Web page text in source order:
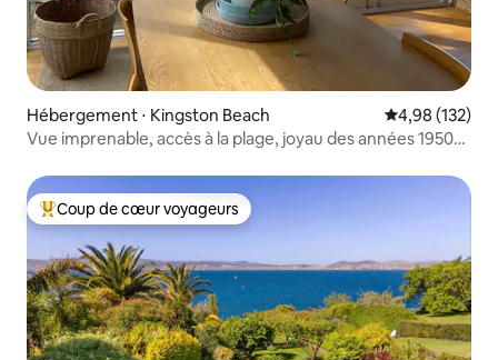
Hébergement ⋅ Kingston Beach Évaluation
4,98 (132)
Vue imprenable, accès à la plage, joyau des années 1950
Coups de cœur voyageurs les plus appréciés
Coup de cœur voyageurs